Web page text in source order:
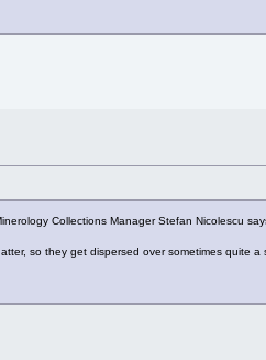
Collections Manager Stefan Nicolescu
so they get dispersed over sometimes quite a